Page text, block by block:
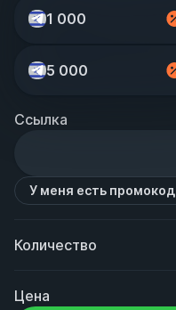
1 000
5 000
Ссылка
У меня есть промокод
Количество
Цена